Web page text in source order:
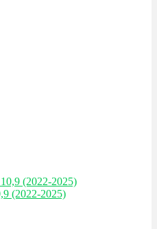
(2022-2025)